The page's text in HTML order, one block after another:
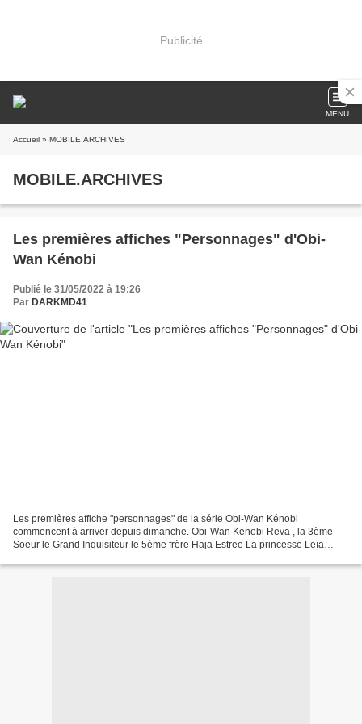
Publicité
MENU
Accueil » MOBILE.ARCHIVES
MOBILE.ARCHIVES
Les premières affiches "Personnages" d'Obi-
Wan Kénobi
Publié le 31/05/2022 à 19:26
Par DARKMD41
Les premières affiche "personnages" de la série Obi-Wan Kénobi
commencent à arriver depuis dimanche. Obi-Wan Kenobi Reva , la 3ème
Soeur le Grand Inquisiteur le 5ème frère Haja Estree La princesse Leïa